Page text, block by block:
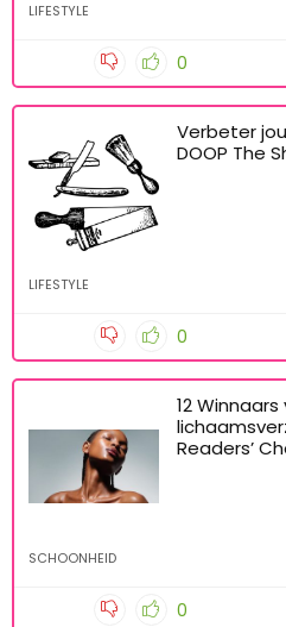
LIFESTYLE
0
Verbeter
DOOP The
LIFESTYLE
0
12
Readers’
SCHOONHEID
0